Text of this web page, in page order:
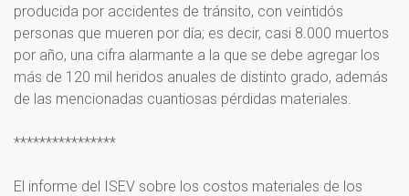
producida por accidentes de tránsito, con veintidós
personas que mueren por día; es decir, casi 8.000 muertos
por año, una cifra alarmante a la que se debe agregar los
más de 120 mil heridos anuales de distinto grado, además
de las mencionadas cuantiosas pérdidas materiales.
****************
El informe del ISEV sobre los costos materiales de los